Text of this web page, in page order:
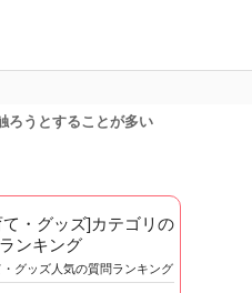
ろうとすることが多い
て・グッズ]カテゴリの
ンキング
グッズ人気の質問ランキング